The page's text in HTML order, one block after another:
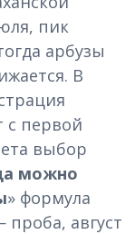
пик
арбузы
В
с первой
выбор
можно
» формула
август